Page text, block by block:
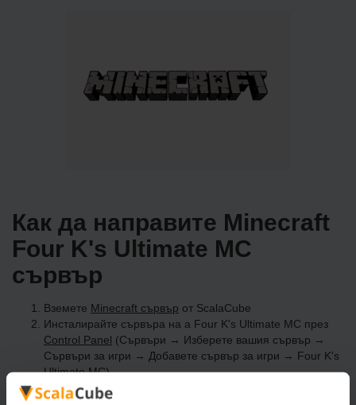
Как да направите Minecraft
Four K's Ultimate MC
сървър
Вземете Minecraft сървър от ScalaCube
Инсталирайте сървъра на a Four K's Ultimate MC през
Control Panel (Сървъри → Изберете вашия сървър →
Сървъри за игри → Добавете сървър за игри → Four K's
Ultimate MC)
Приятна игра на сървъра!